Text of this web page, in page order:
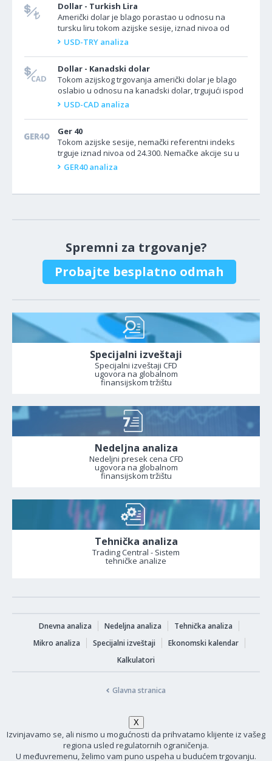
Dollar - Turkish Lira
Američki dolar je blago porastao u odnosu na
tursku liru tokom azijske sesije, iznad nivoa od
39,30. Par USD/TRY se malo promenio jer u Turskoj
USD-TRY analiza
Dollar - Kanadski dolar
Tokom azijskog trgovanja američki dolar je blago
oslabio u odnosu na kanadski dolar, trgujući ispod
nivoa od 1,3700. Par USD/CAD se povukao i ostao
USD-CAD analiza
Ger 40
Tokom azijske sesije, nemački referentni indeks
trguje iznad nivoa od 24.300. Nemačke akcije su u
četvrtak porasle na zatvaranju tržišta, a GER...
GER40 analiza
Spremni za trgovanje?
Probajte besplatno odmah
Specijalni izveštaji
Specijalni izveštaji CFD
ugovora na globalnom
finansijskom tržištu
Nedeljna analiza
Nedeljni presek cena CFD
ugovora na globalnom
finansijskom tržištu
Tehnička analiza
Trading Central - Sistem
tehničke analize
Dnevna analiza Nedeljna analiza
Tehnička analiza
Mikro analiza
Specijalni izveštaji
Ekonomski kalendar
Kalkulatori
Glavna stranica
Izvinjavamo se, ali nismo u mogućnosti da prihvatamo klijente iz vašeg
regiona usled regulatornih ograničenja.
U međuvremenu, želimo vam puno uspeha u budućem trgovanju.